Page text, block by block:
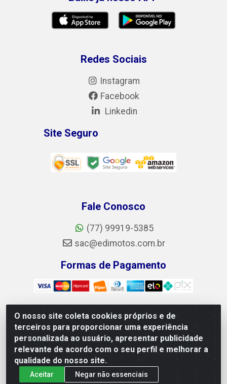
O nosso site coleta cookies próprios e de
terceiros para proporcionar uma experiência
personalizada ao usuário, apresentar publicidade
relevante de acordo com o seu perfil e melhorar a
qualidade do nosso site.
Aceitar Negar não essenciais
Redes Sociais
Instagram
Facebook
Linkedin
Site Seguro
Fale Conosco
(77) 99919-5385
sac@edimotos.com.br
Formas de Pagamento
Edimotos Edilson Martins do Prado Ferraz LTDA - CNPJ
06.184.828/0001-23 - Rua Libano, 255, L-1, Jd.guanabara -
Felicia, Vitória da Conquista/BA - CEP 45055-225